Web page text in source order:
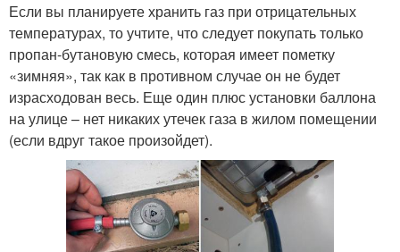
Если вы планируете хранить газ при отрицательных
температурах, то учтите, что следует покупать только
пропан-бутановую смесь, которая имеет пометку
«зимняя», так как в противном случае он не будет
израсходован весь. Еще один плюс установки баллона
на улице – нет никаких утечек газа в жилом помещении
(если вдруг такое произойдет).